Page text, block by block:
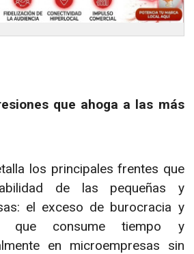
que ahoga a las más
los principales frentes que
de las pequeñas y
el exceso de burocracia y
que consume tiempo y
en microempresas sin